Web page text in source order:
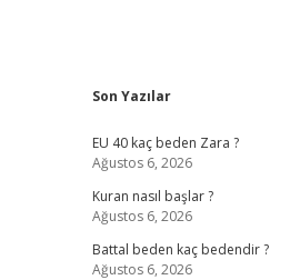
Sidebar
Son Yazılar
EU 40 kaç beden Zara ?
Ağustos 6, 2026
Kuran nasıl başlar ?
Ağustos 6, 2026
Battal beden kaç bedendir ?
Ağustos 6, 2026